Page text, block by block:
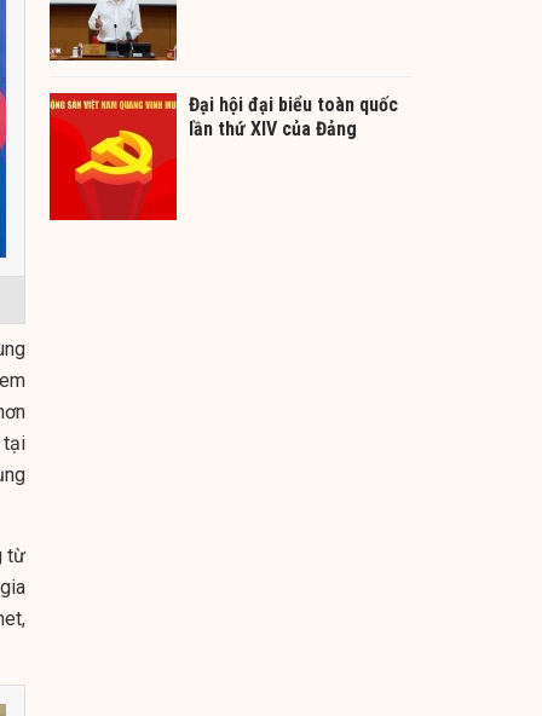
tại
từ
Đại hội đại biểu toàn quốc
lần thứ XIV của Đảng